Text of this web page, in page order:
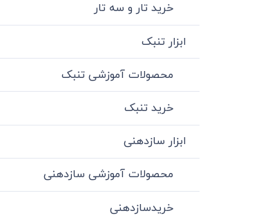
خرید تار و سه تار
ابزار تنبک
محصولات آموزشی تنبک
خرید تنبک
ابزار سازدهنی
محصولات آموزشی سازدهنی
خریدسازدهنی